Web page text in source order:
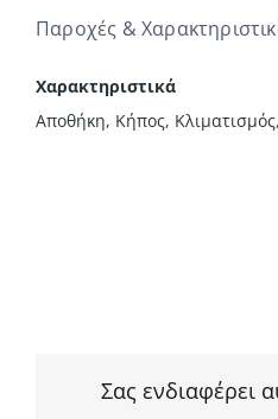
Παροχές &
Χαρακτηριστικά
Αποθήκη, Κήπος,
Σας ενδιαφέρει